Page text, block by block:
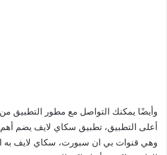
وأيضًا يمكنك التواصل مع مطور التطبيق
أعلى التطبيق، تطبيق سكاي لايف يضم أهم
وهي قنوات بي ان سبورت، سكاي لايف به